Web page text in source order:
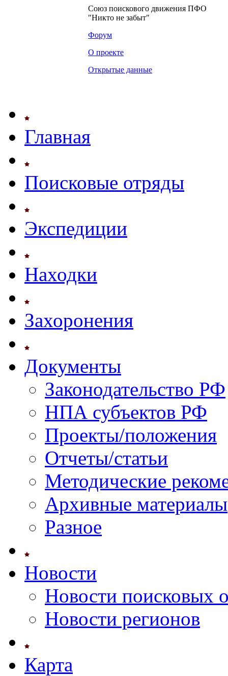
Союз поискового движения ПФО
"Никто не забыт"
Форум
О проекте
Открытые данные
Главная
Поисковые отряды
Экспедиции
Находки
Захоронения
Документы
Законодательство РФ
НПА субъектов РФ
Проекты/положения
Отчеты/статьи
Методические
Архивные материалы
Разное
Новости
Новости поисковых
Новости регионов
Карта